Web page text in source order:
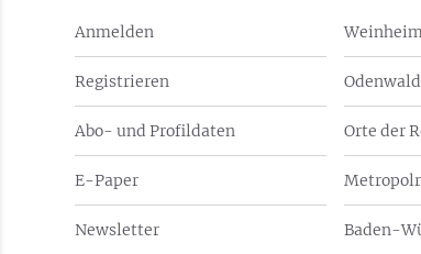
Anmelden
Registrieren
Abo- und Profildaten
E-Paper
Newsletter
Odenwald
Orte der
Baden-